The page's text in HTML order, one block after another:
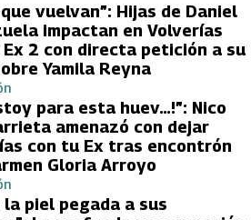
vuelvan”: Hijas de Daniel
impactan en Volverías
2 con directa petición a su
Yamila Reyna
para esta huev…!”: Nico
amenazó con dejar
con tu Ex tras encontrón
Gloria Arroyo
la piel pegada a sus